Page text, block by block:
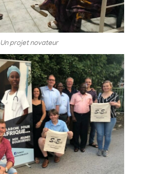
Un projet novateur